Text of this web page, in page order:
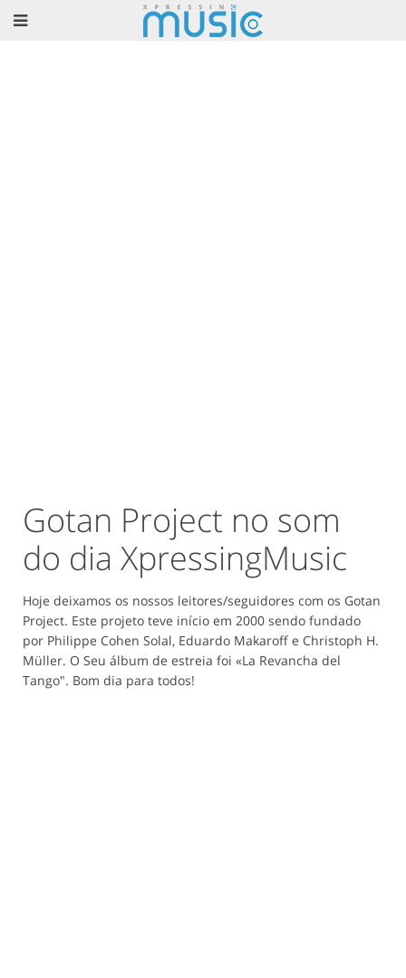
Gotan Project no som
do dia XpressingMusic
Hoje deixamos os nossos leitores/seguidores com os Gotan
Project. Este projeto teve início em 2000 sendo fundado
por Philippe Cohen Solal, Eduardo Makaroff e Christoph H.
Müller. O Seu álbum de estreia foi «La Revancha del
Tango". Bom dia para todos!